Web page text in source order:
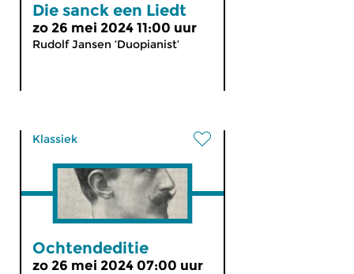
Die sanck een Liedt
zo 26 mei 2024 11:00 uur
Rudolf Jansen ‘Duopianist’
Klassiek
Ochtendeditie
zo 26 mei 2024 07:00 uur